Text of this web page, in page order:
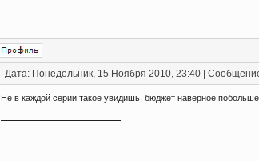
Дата: Понедельник, 15 Ноября 2010, 23:40 |
Не в каждой серии такое увидишь, бюджет наверное